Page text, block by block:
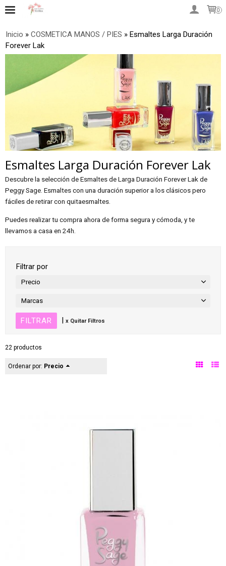
0
Inicio » COSMETICA MANOS / PIES » Esmaltes Larga Duración
Forever Lak
Esmaltes Larga Duración Forever Lak
Descubre la selección de Esmaltes de Larga Duración Forever Lak de
Peggy Sage. Esmaltes con una duración superior a los clásicos pero
fáciles de retirar con quitaesmaltes.
Puedes realizar tu compra ahora de forma segura y cómoda, y te
llevamos a casa en 24h.
Filtrar por
Precio
Marcas
| x Quitar Filtros
22 productos
Ordenar por: Precio